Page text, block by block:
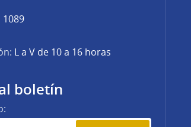
1089
L a V de 10 a 16 horas
boletín